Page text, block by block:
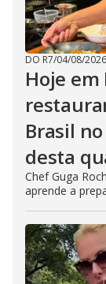
DO R7/04/08/2026
Hoje
Brasil
desta
Chef Guga
aprende a